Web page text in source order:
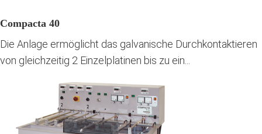
Compacta 40
Die Anlage ermöglicht das galvanische Durchkontaktieren
von gleichzeitig 2 Einzelplatinen bis zu ein...